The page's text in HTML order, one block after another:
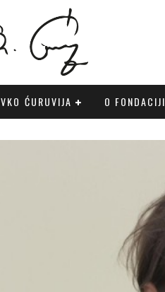
ĆURUVIJA O FONDACIJI